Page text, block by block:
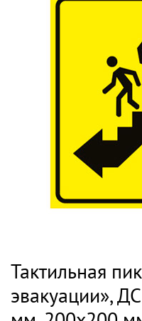
Тактильная
эвакуации»,